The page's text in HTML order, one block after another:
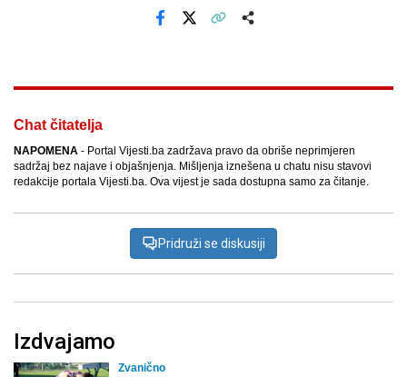
Chat čitatelja
NAPOMENA - Portal Vijesti.ba zadržava pravo da obriše neprimjeren
sadržaj bez najave i objašnjenja. Mišljenja iznešena u chatu nisu stavovi
redakcije portala Vijesti.ba. Ova vijest je sada dostupna samo za čitanje.
Pridruži se diskusiji
Izdvajamo
Zvanično